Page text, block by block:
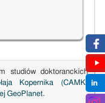
studiów doktoranckich
Kopernika (CAMK)
GeoPlanet.